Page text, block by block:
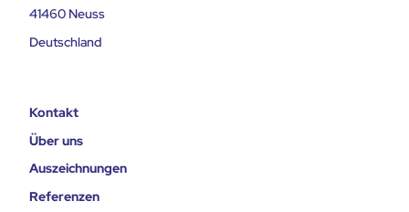
41460 Neuss
Deutschland
Kontakt
Über uns
Auszeichnungen
Referenzen